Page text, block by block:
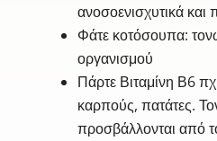
ανοσοενισχυτικά
Φάτε κοτόσουπα:
οργανισμού
Πάρτε Βιταμίνη Β6
καρπούς, πατάτες.
προσβάλλονται από